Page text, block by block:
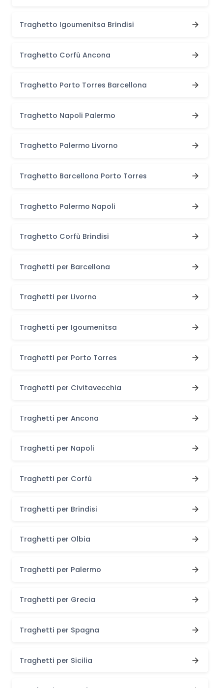
Traghetto Igoumenitsa Brindisi
Traghetto Corfù Ancona
Traghetto Porto Torres Barcellona
Traghetto Napoli Palermo
Traghetto Palermo Livorno
Traghetto Barcellona Porto Torres
Traghetto Palermo Napoli
Traghetto Corfù Brindisi
Traghetti per Barcellona
Traghetti per Livorno
Traghetti per Igoumenitsa
Traghetti per Porto Torres
Traghetti per Civitavecchia
Traghetti per Ancona
Traghetti per Napoli
Traghetti per Corfù
Traghetti per Brindisi
Traghetti per Olbia
Traghetti per Palermo
Traghetti per Grecia
Traghetti per Spagna
Traghetti per Sicilia